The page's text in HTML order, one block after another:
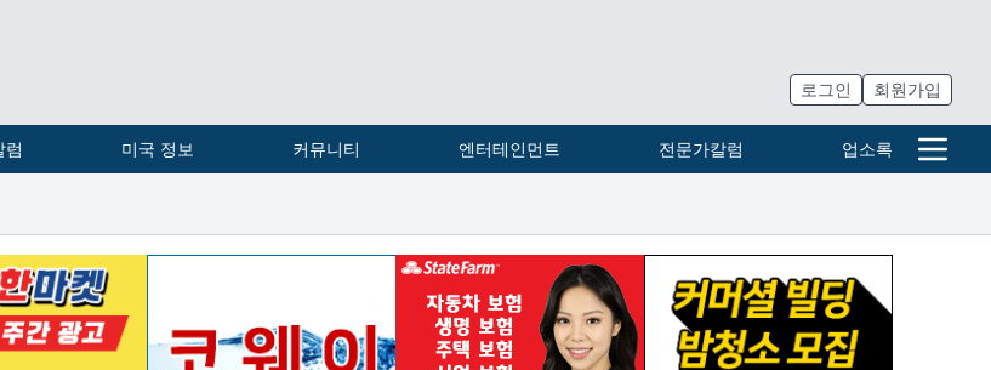
로그인 회원가입
미국 정보 커뮤니티 엔터테인먼트 전문가칼럼 업소록